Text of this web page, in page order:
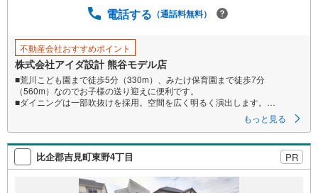
電話する （通話料無料）
不動産会社おすすめポイント
株式会社アイダ設計 熊谷モデル店
■荒川こども園まで徒歩5分（330m）、みたけ保育園まで徒歩7分
（560m）なのでお子様の送り迎えに便利です。
■ダイニングは一部吹抜けを採用。空間を広く明るく演出します。
もっと見る
比企郡吉見町東野4丁目 PR